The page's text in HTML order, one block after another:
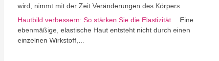
wird, nimmt mit der Zeit Veränderungen des Körpers…
Hautbild verbessern: So stärken Sie die Elastizität…
Eine
ebenmäßige, elastische Haut entsteht nicht durch einen
einzelnen Wirkstoff,…